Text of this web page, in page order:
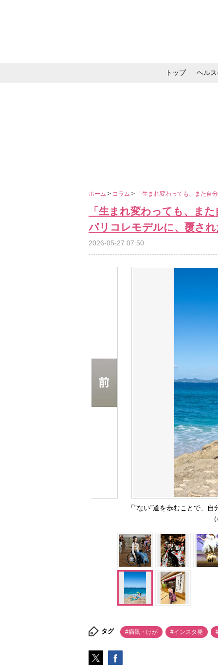
トップ ヘル
ホーム > コラム > 「生まれ変わっても、また
「生まれ変わっても、ま
パリコレモデルに、覆さ
2026-05-27 07:50
「”ない”道を歩むことで、
タグ #病気・けが #インスタ発